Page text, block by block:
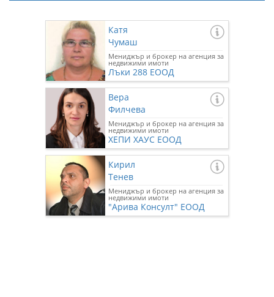
Катя
Чумаш
Мениджър и брокер на агенция за
недвижими имоти
Лъки 288 ЕООД
Вера
Филчева
Мениджър и брокер на агенция за
недвижими имоти
ХЕПИ ХАУС ЕООД
Кирил
Тенев
Мениджър и брокер на агенция за
недвижими имоти
"Арива Консулт" ЕООД